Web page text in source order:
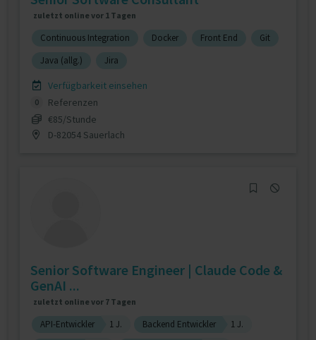
zuletzt online vor 1 Tagen
Continuous Integration Docker Front End
Git
Java (allg.)
Jira
Verfügbarkeit einsehen
0
Referenzen
€85/Stunde
D-82054 Sauerlach
Senior Software Engineer | Claude Code &
GenAI ...
zuletzt online vor 7 Tagen
API-Entwickler 1 J. Backend Entwickler
1 J.